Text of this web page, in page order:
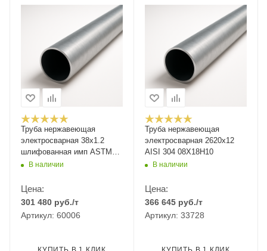
Труба нержавеющая
электросварная 38x1.2
шлифованная имп ASTM
A554В наличии
Цена:
301 480 руб./т
Артикул: 60006
Труба нержавеющая
электросварная 2620х12
AISI 304 08Х18Н10
В наличии
Цена:
366 645 руб./т
Артикул: 33728